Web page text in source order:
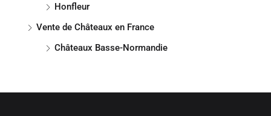
Honfleur
Vente de Châteaux en France
Châteaux Basse-Normandie